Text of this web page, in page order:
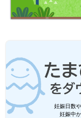
妊娠日数
妊娠中